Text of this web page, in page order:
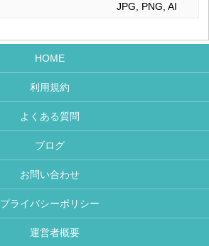
JPG, PNG, AI
HOME
利用規約
よくある質問
ブログ
お問い合わせ
プライバシーポリシー
運営者概要